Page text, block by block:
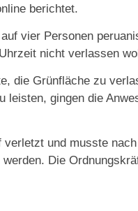
berichtet.
vier Personen
nicht verlassen
die Grünfläche zu
leisten, gingen die
und musste
Die